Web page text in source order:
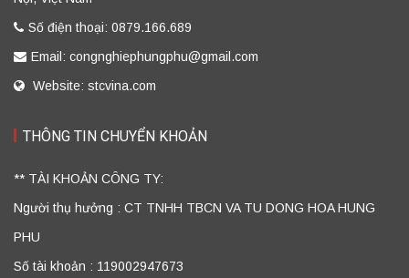
Số điện thoại: 0879.166.689
Email: congnghiephungphu@gmail.com
Website: stcvina.com
THÔNG TIN CHUYỂN KHOẢN
** TÀI KHOẢN CÔNG TY:
Người thụ hưởng : CT TNHH TBCN VA TU DONG HOA HUNG
PHU
Số tài khoản : 119002947673